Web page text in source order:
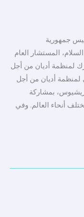
جمهورية
المستشار العام
لمنظمة أديان من أجل
لمنظمة أديان من أجل
موريشيوس، بمشاركة
أنحاء العالم. وفي